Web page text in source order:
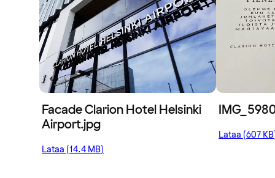
Facade Clarion Hotel Helsinki
Airport.jpg
Lataa (14.4 MB)
Lataa (607